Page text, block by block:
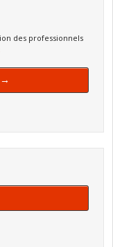
des professionnels